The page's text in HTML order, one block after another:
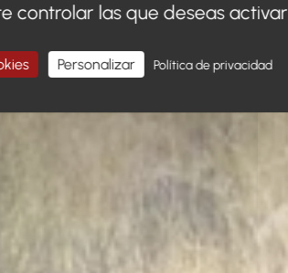
controlar las que deseas activar
Personalizar Política de privacidad